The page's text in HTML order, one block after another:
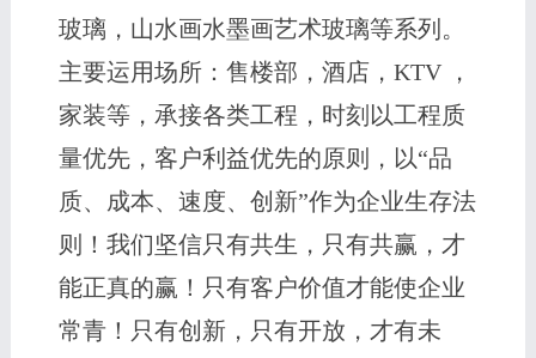
玻璃，山水画水墨画艺术玻璃等系列。
主要运用场所：售楼部，酒店，KTV ，
家装等，承接各类工程，时刻以工程质
量优先，客户利益优先的原则，以“品
质、成本、速度、创新”作为企业生存法
则！我们坚信只有共生，只有共赢，才
能正真的赢！只有客户价值才能使企业
常青！只有创新，只有开放，才有未